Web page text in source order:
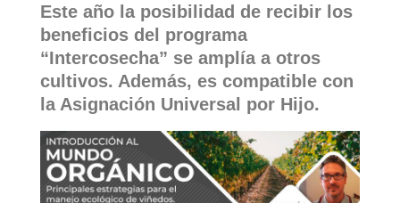
Este año la posibilidad de recibir los
beneficios del programa
“Intercosecha” se amplía a otros
cultivos. Además, es compatible con
la Asignación Universal por Hijo.